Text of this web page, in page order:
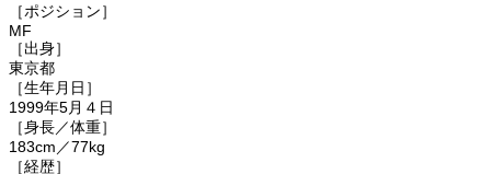
［ポジション］
MF
［出身］
東京都
［生年月日］
1999年5月４日
［身長／体重］
183cm／77kg
［経歴］